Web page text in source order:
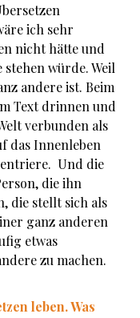
ich sehr
nicht hätte und
würde. Weil
andere ist. Beim
Text drinnen und
verbunden als
das Innenleben
Und die
die ihn
die stellt sich als
ganz anderen
etwas
zu machen.
leben. Was